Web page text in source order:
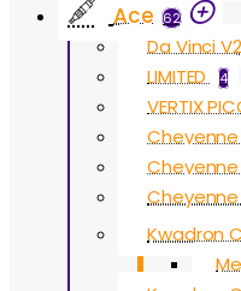
Ace 62
Da Vinci V2
LIMITED 4
VERTIX
Kwadron